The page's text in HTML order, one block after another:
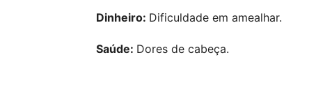
Dinheiro: Dificuldade em amealhar.
Saúde: Dores de cabeça.